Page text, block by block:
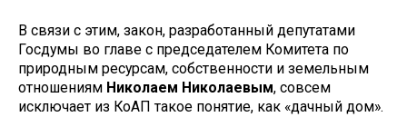
В связи с этим, закон, разработанный депутатами
Госдумы во главе с председателем Комитета по
природным ресурсам, собственности и земельным
отношениям Николаем Николаевым, совсем
исключает из КоАП такое понятие, как «дачный дом».